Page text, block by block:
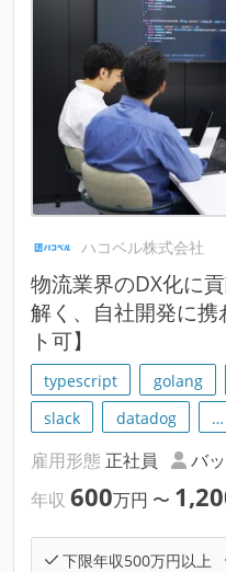
ハコベル株式会社
物流業界のDX化に
解く、自社開発に
ト可】
typescript golang
slack
datadog …
雇用形態 正社員 バ
年収 600万円 〜
下限年収500万円以上